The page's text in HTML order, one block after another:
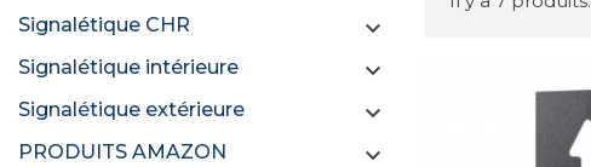
Signalétique CHR 
Signalétique intérieure 
Signalétique extérieure 
PRODUITS AMAZON 